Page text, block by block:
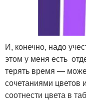
И, конечно, надо
этом у меня есть
терять время —
сочетаниями цветов
соотнести цвета в